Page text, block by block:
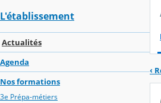
L'établissement
Actualités
Agenda
Nos formations
3e Prépa-métiers
‹